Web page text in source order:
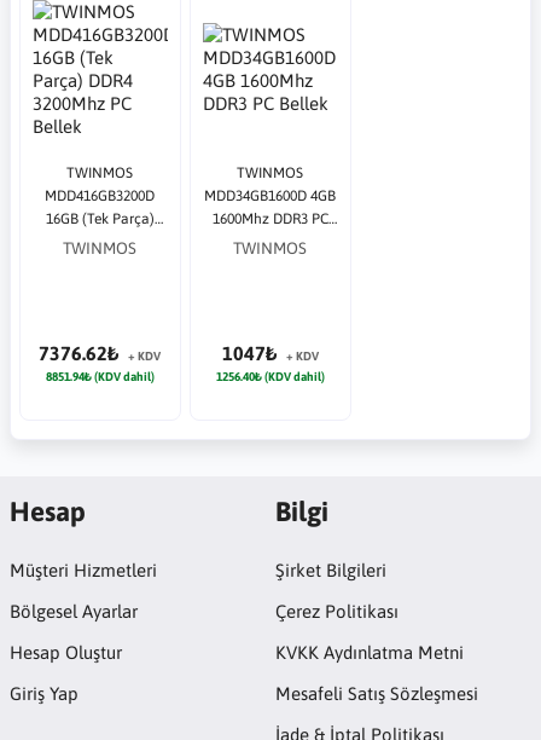
TWINMOS
MDD416GB3200D
16GB (Tek Parça)
DDR4 3200Mhz PC
TWINMOS
7376.62₺
+ KDV
8851.94₺ (KDV dahil)
TWINMOS
MDD34GB1600D 4GB
1600Mhz DDR3 PC
Bellek
TWINMOS
1047₺
+ KDV
1256.40₺ (KDV dahil)
Hesap
Müşteri Hizmetleri
Bölgesel Ayarlar
Hesap Oluştur
Giriş Yap
Bilgi
Şirket Bilgileri
Çerez Politikası
KVKK Aydınlatma Metni
Mesafeli Satış Sözleşmesi
İade & İptal Politikası